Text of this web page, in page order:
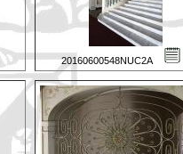
20160600548NUC2A